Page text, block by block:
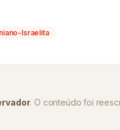
Israelita
. O conteúdo foi